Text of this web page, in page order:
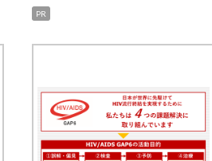
PR